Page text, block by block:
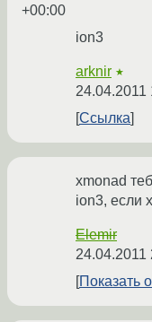
+00:00
ion3
arknir ★
24.04.2011
Ссылка
xmonad
ion3, если
Elemir
24.04.2011
Показать